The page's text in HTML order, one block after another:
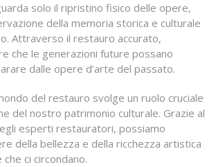
solo il ripristino fisico delle opere,
della memoria storica e culturale
Attraverso il restauro accurato,
che le generazioni future possano
dalle opere d’arte del passato.
del restauro svolge un ruolo cruciale
del nostro patrimonio culturale. Grazie al
esperti restauratori, possiamo
della bellezza e della ricchezza artistica
ci circondano.